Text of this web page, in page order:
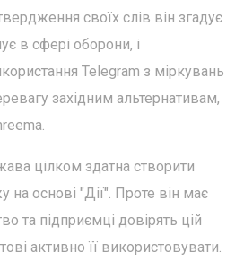
своїх слів він згадує
в сфері оборони, і
Telegram з міркувань
західним альтернативам,
цілком здатна створити
на основі "Дії". Проте він має
та підприємці довірять цій
активно її використовувати.